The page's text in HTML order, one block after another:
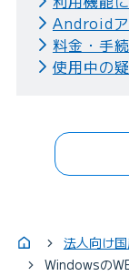
Android
料金・手
使用中の
法人向け
Windowsの